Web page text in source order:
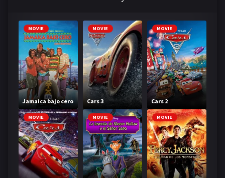
MOVIE
Jamaica bajo cero
MOVIE
Cars 3
MOVIE
Cars 2
MOVIE MOVIE MOVIE